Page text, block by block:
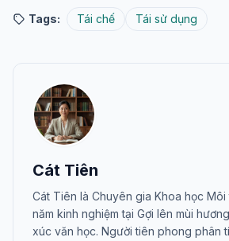
Tags: Tái chế Tái sử dụng
Cát Tiên
Cát Tiên là Chuyên gia Khoa học Môi
năm kinh nghiệm tại Gợi lên mùi
xúc văn học. Người tiên phong phân